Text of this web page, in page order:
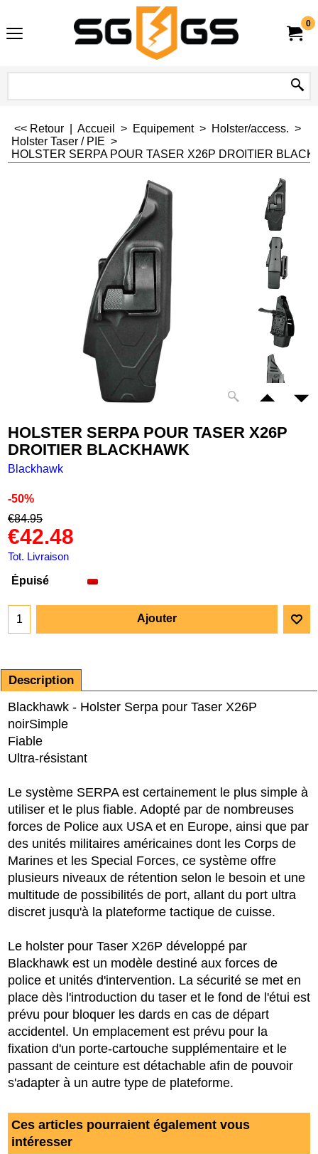
0
<< Retour Accueil > Equipement> Holster/access. >
Holster Taser / PIE >
HOLSTER SERPA POUR TASER X26P DROITIER
HOLSTER SERPA POUR TASER X26P
DROITIER BLACKHAWK
Blackhawk
-50%
€84.95
€42.48
Tot. Livraison
Épuisé
Ajouter
Description
Blackhawk - Holster Serpa pour Taser X26P
noirSimple
Fiable
Ultra-résistant
Le système SERPA est certainement le plus simple à
utiliser et le plus fiable. Adopté par de nombreuses
forces de Police aux USA et en Europe, ainsi que par
des unités militaires américaines dont les Corps de
Marines et les Special Forces, ce système offre
plusieurs niveaux de rétention selon le besoin et une
multitude de possibilités de port, allant du port ultra
discret jusqu'à la plateforme tactique de cuisse.
Le holster pour Taser X26P développé par
Blackhawk est un modèle destiné aux forces de
police et unités d'intervention. La sécurité se met en
place dès l'introduction du taser et le fond de l'étui est
prévu pour bloquer les dards en cas de départ
accidentel. Un emplacement est prévu pour la
fixation d'un porte-cartouche supplémentaire et le
passant de ceinture est détachable afin de pouvoir
s'adapter à un autre type de plateforme.
Ces articles pourraient également vous
intéresser